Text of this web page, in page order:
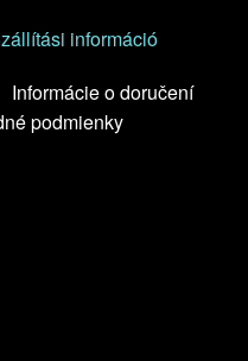
információ
Informácie o doručení
podmienky